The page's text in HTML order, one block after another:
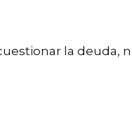
la deuda,